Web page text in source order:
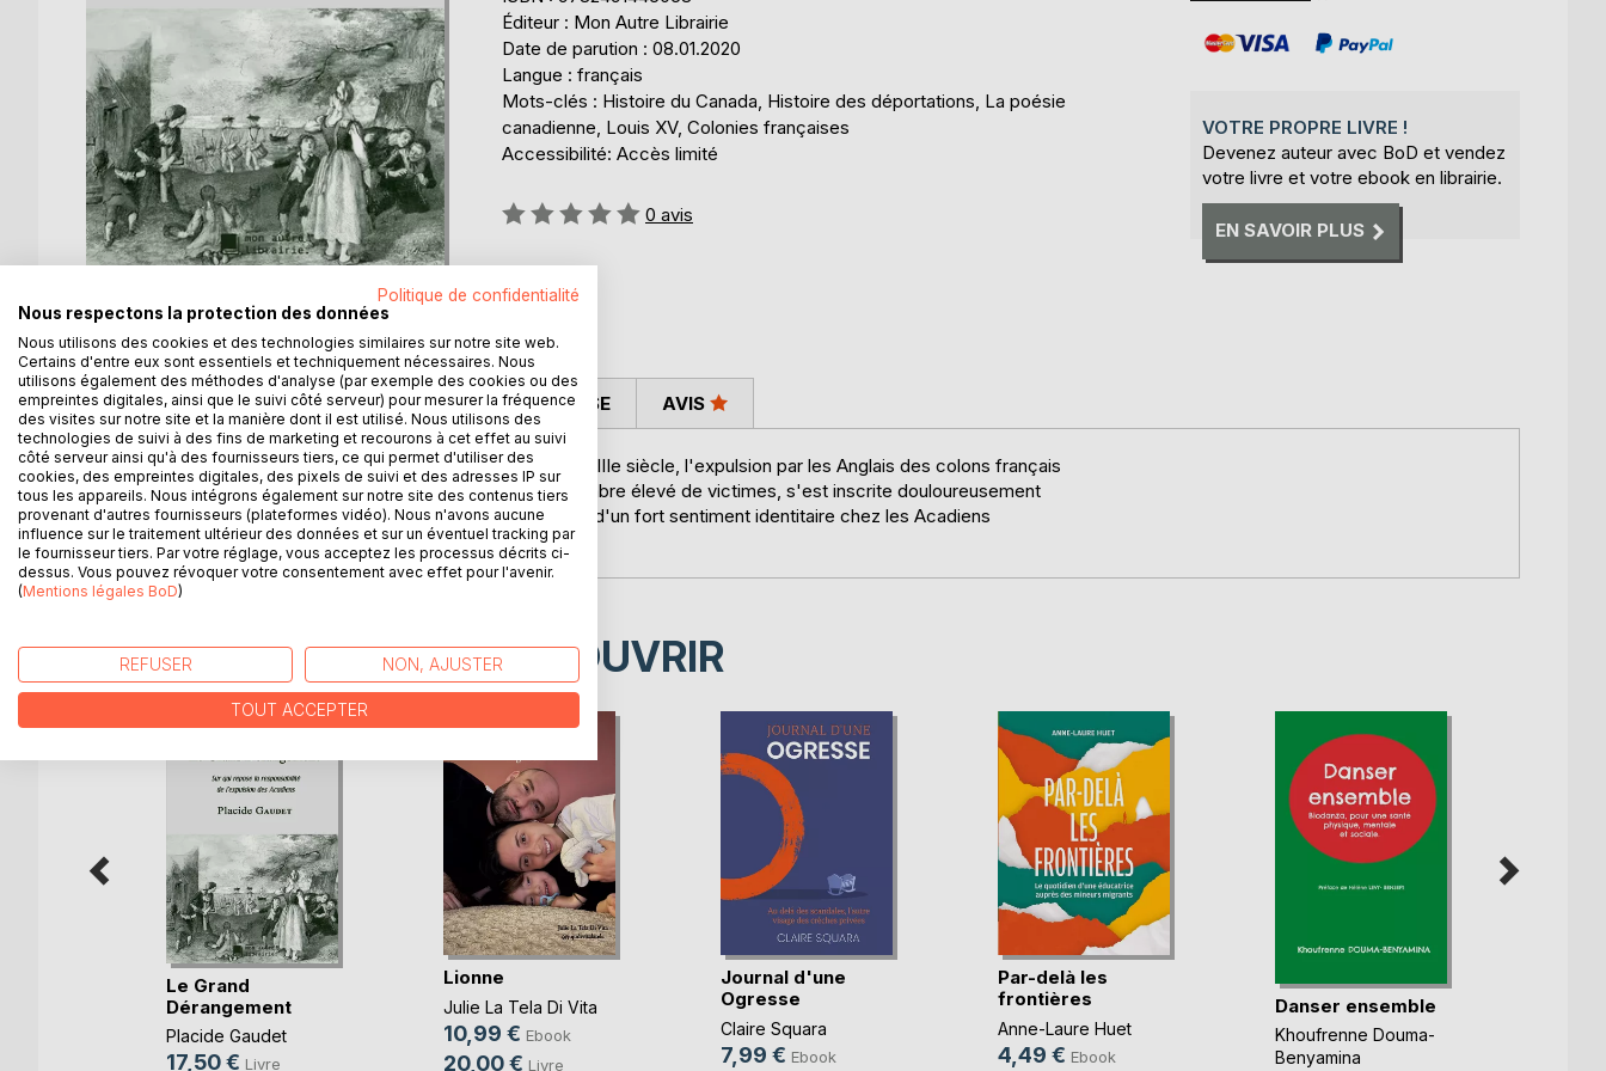
Éditeur : Mon Autre Librairie
Date de parution : 08.01.2020
Langue : français
Mots-clés : Histoire du Canada, Histoire des déportations, La poésie
canadienne, Louis XV, Colonies françaises
Accessibilité: Accès limité
Évaluation:
0 avis
VOTRE PROPRE LIVRE !
Devenez auteur avec BoD et vendez
votre livre et votre ebook en librairie.
EN SAVOIR PLUS
DESCRIPTION
Enquête méticuleuse sur les causes ayant entraîné, au XVIIIe siècle, l'expulsion par les Anglais des colons français
au Canada, les Acadiens. Cette déportation, qui fit un nombre élevé de victimes, s'est inscrite douloureusement
dans la mémoire des Canadiens, et a aidé à l'émergence d'un fort sentiment identitaire chez les Acadiens
d'aujourd'hui.
AUTEUR(S) CRITIQUES PRESSE AVIS
D’AUTRES TITRES À DÉCOUVRIR
Le Grand
Dérangement
Placide Gaudet
17,50 € Livre
Lionne
Julie La Tela Di Vita
10,99 € Ebook
20,00 € Livre
Journal d'une
Ogresse
Claire Squara
7,99 € Ebook
Par-delà les
frontières
Anne-Laure Huet
4,49 € Ebook
Danser ensemble
Khoufrenne Douma-
Benyamina
Politique de confidentialité
Nous respectons la protection des données
Nous utilisons des cookies et des technologies similaires sur notre site web.
Certains d'entre eux sont essentiels et techniquement nécessaires. Nous
utilisons également des méthodes d'analyse (par exemple des cookies ou des
empreintes digitales, ainsi que le suivi côté serveur) pour mesurer la fréquence
des visites sur notre site et la manière dont il est utilisé. Nous utilisons des
technologies de suivi à des fins de marketing et recourons à cet effet au suivi
côté serveur ainsi qu'à des fournisseurs tiers, ce qui permet d'utiliser des
cookies, des empreintes digitales, des pixels de suivi et des adresses IP sur
tous les appareils. Nous intégrons également sur notre site des contenus tiers
provenant d'autres fournisseurs (plateformes vidéo). Nous n'avons aucune
influence sur le traitement ultérieur des données et sur un éventuel tracking par
le fournisseur tiers. Par votre réglage, vous acceptez les processus décrits ci-
dessus. Vous pouvez révoquer votre consentement avec effet pour l'avenir.
(Mentions légales BoD)
REFUSER NON, AJUSTER
TOUT ACCEPTER